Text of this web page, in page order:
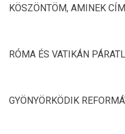
KÖSZÖNTÖM, AMINEK
RÓMA ÉS VATIKÁN
GYÖNYÖRKÖDIK